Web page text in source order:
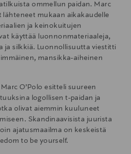
ommellun paidan. Marc
lähteneet mukaan aikakaudelle
ja keinokuitujen
käyttää luonnonmateriaaleja,
ja silkkiä. Luonnollisuutta viestitti
mansikka-aiheinen
O’Polo esitteli suureen
logollisen t-paidan ja
olivat aiemmin kuuluneet
Skandinaavisista juurista
ajatusmaailma on keskeistä
to be yourself.